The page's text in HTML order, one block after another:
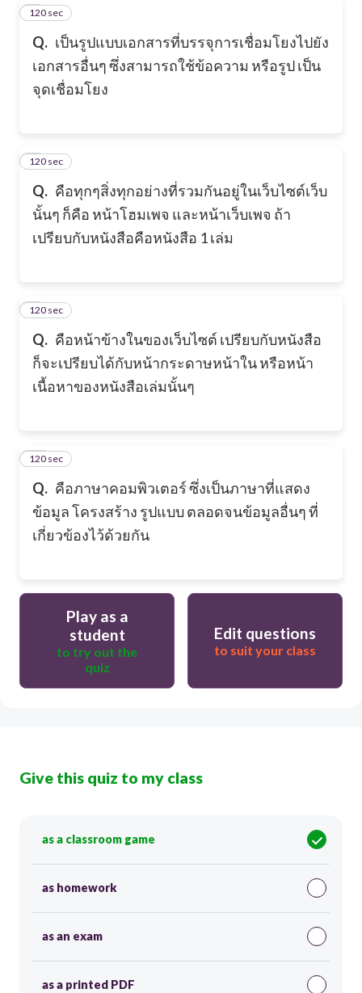
Q. เป็นรูปแบบเอกสารที่บรรจุการเชื่อมโยงไปยัง
เอกสารอื่นๆ ซึ่งสามารถใช้ข้อความ หรือรูป เป็น
จุดเชื่อมโยง
7
120 sec
Q. คือทุกๆสิ่งทุกอย่างที่รวมกันอยู่ในเว็บไซต์เว็บ
นั้นๆ ก็คือ หน้าโฮมเพจ และหน้าเว็บเพจ ถ้า
เปรียบกับหนังสือคือหนังสือ 1 เล่ม
8
120 sec
Q. คือหน้าข้างในของเว็บไซต์ เปรียบกับหนังสือ
ก็จะเปรียบได้กับหน้ากระดาษหน้าใน หรือหน้า
เนื้อหาของหนังสือเล่มนั้นๆ
9
120 sec
Q. คือภาษาคอมพิวเตอร์ ซึ่งเป็นภาษาที่แสดง
ข้อมูล โครงสร้าง รูปแบบ ตลอดจนข้อมูลอื่นๆ ที่
เกี่ยวข้องไว้ด้วยกัน
10
120 sec
Play as a
student
to try out the
quiz
Edit questions
to suit your class
Give this quiz to my class
as a classroom game
as homework
as an exam
as a printed PDF